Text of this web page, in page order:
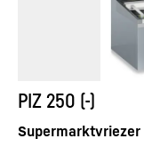
PIZ 250 (-)
Supermarktvriezer